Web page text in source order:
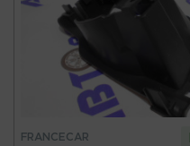
FRANCECAR